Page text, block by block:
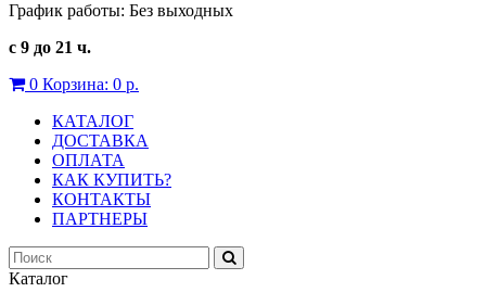
График работы: Без выходных
с 9 до 21 ч.
0 Корзина: 0 р.
КАТАЛОГ
ДОСТАВКА
ОПЛАТА
КАК КУПИТЬ?
КОНТАКТЫ
ПАРТНЕРЫ
Каталог